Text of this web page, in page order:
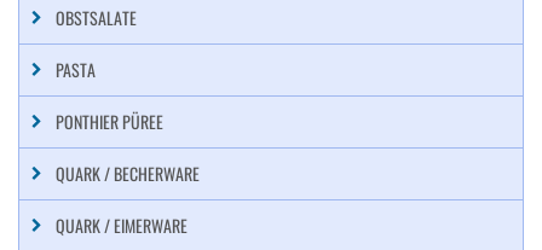
OBSTSALATE
PASTA
PONTHIER PÜREE
QUARK / BECHERWARE
QUARK / EIMERWARE